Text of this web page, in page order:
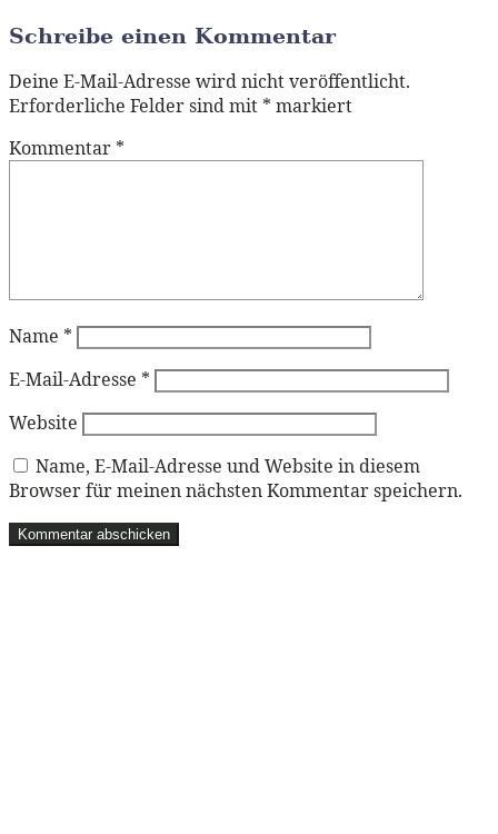
Schreibe einen Kommentar
Deine E-Mail-Adresse wird nicht veröffentlicht.
Erforderliche Felder sind mit * markiert
Kommentar *
Name *
E-Mail-Adresse *
Website
Name, E-Mail-Adresse und Website in diesem
Browser für meinen nächsten Kommentar speichern.